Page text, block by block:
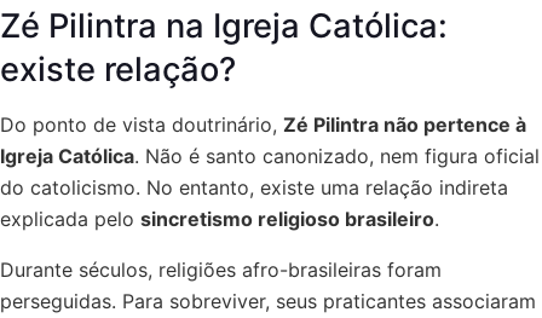
Zé Pilintra na Igreja Católica:
existe relação?
Do ponto de vista doutrinário, Zé Pilintra não pertence à
Igreja Católica. Não é santo canonizado, nem figura oficial
do catolicismo. No entanto, existe uma relação indireta
explicada pelo sincretismo religioso brasileiro.
Durante séculos, religiões afro-brasileiras foram
perseguidas. Para sobreviver, seus praticantes associaram